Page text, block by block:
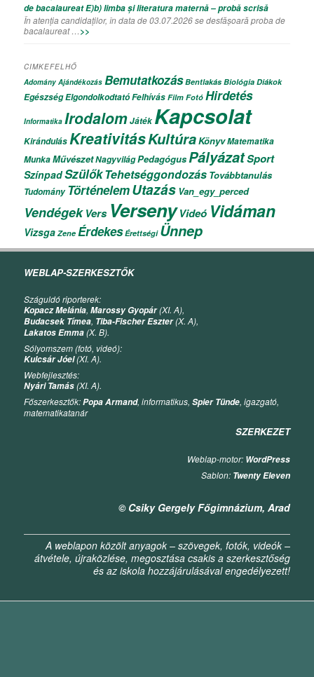
de bacalaureat E)b) limba și literatura maternă – probă scrisă
În atenția candidaților, în data de 03.07.2026 se desfășoară proba de
bacalaureat …>>
CIMKEFELHŐ
Adomány Ajándékozás Bemutatkozás Bentlakás Biológia Diákok
EgészségElgondolkodtatóFelhívás Film Fotó Hirdetés
Informatika IrodalomJáték Kapcsolat
KirándulásKreativitásKultúraKönyvMatematika
MunkaMűvészetNagyvilágPedagógusPályázatSport
SzínpadSzülőkTehetséggondozás Továbbtanulás
Tudomány TörténelemUtazás Van_egy_perced
Vendégek Vers Verseny Videó Vidáman
Vizsga Zene Érdekes Érettségi Ünnep
WEBLAP-SZERKESZTŐK
Száguldó riporterek:
Kopacz Melánia,Marossy Gyopár(XI. A),
Budacsek Tímea, Tiba-Fischer Eszter(X. A),
Lakatos Emma(X. B).
Sólyomszem (fotó, videó):
Kulcsár Jóel(XI. A).
Webfejlesztés:
Nyári Tamás(XI. A).
Főszerkesztők:Popa Armand, informatikus,Spier Tünde, igazgató,
matematikatanár
SZERKEZET
Weblap-motor: WordPress
Sablon: Twenty Eleven
© Csiky Gergely Főgimnázium, Arad
A weblapon közölt anyagok – szövegek, fotók, videók –
átvétele, újraközlése, megosztása csakis a szerkesztőség
és az iskola hozzájárulásával engedélyezett!